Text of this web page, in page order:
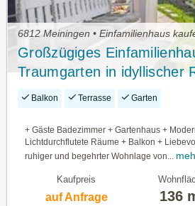
6812 Meiningen • Einfamilienhaus
Großzügiges
Traumgarten in idyllischer
Meiningen zum wohlfühlen!
Balkon Terrasse Garten
+ Gäste Badezimmer + Gartenhaus +
Lichtdurchflutete Räume + Balkon +
ruhiger und begehrter Wohnlage von...
Kaufpreis
auf Anfrage 136